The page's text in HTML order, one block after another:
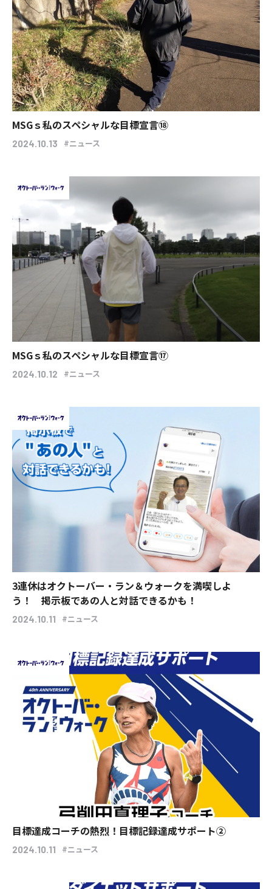
MSGｓ私のスペシャルな目標宣言⑱
2024.10.13 #ニュース
MSGｓ私のスペシャルな目標宣言⑰
2024.10.12 #ニュース
3連休はオクトーバー・ラン＆ウォークを満喫しよ
う！ 掲示板であの人と対話できるかも！
2024.10.11 #ニュース
目標達成コーチの熱烈！目標記録達成サポート②
2024.10.11 #ニュース